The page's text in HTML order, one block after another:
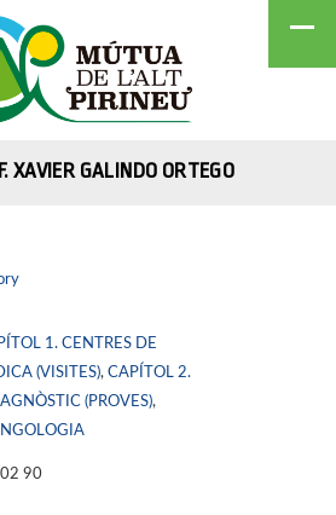
XAVIER GALINDO ORTEGO
1. CENTRES DE
(VISITES), CAPÍTOL 2.
(PROVES),
90